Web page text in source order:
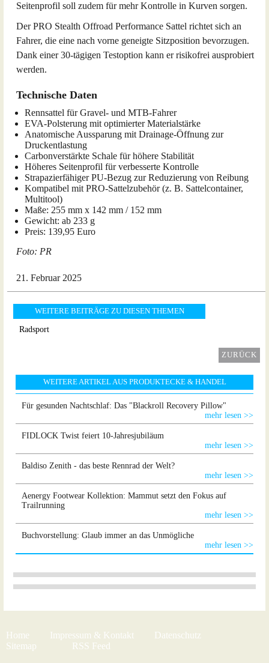
Seitenprofil soll zudem für mehr Kontrolle in Kurven sorgen.
Der PRO Stealth Offroad Performance Sattel richtet sich an
Fahrer, die eine nach vorne geneigte Sitzposition bevorzugen.
Dank einer 30-tägigen Testoption kann er risikofrei ausprobiert
werden.
Technische Daten
Rennsattel für Gravel- und MTB-Fahrer
EVA-Polsterung mit optimierter Materialstärke
Anatomische Aussparung mit Drainage-Öffnung zur
Druckentlastung
Carbonverstärkte Schale für höhere Stabilität
Höheres Seitenprofil für verbesserte Kontrolle
Strapazierfähiger PU-Bezug zur Reduzierung von Reibung
Kompatibel mit PRO-Sattelzubehör (z. B. Sattelcontainer,
Multitool)
Maße: 255 mm x 142 mm / 152 mm
Gewicht: ab 233 g
Preis: 139,95 Euro
Foto: PR
21. Februar 2025
WEITERE BEITRÄGE ZU DIESEN THEMEN
Radsport
ZURÜCK
WEITERE ARTIKEL AUS PRODUKTECKE & HANDEL
Für gesunden Nachtschlaf: Das "Blackroll Recovery Pillow"
mehr lesen >>
FIDLOCK Twist feiert 10-Jahresjubiläum
mehr lesen >>
Baldiso Zenith - das beste Rennrad der Welt?
mehr lesen >>
Aenergy Footwear Kollektion: Mammut setzt den Fokus auf
Trailrunning
mehr lesen >>
Buchvorstellung: Glaub immer an das Unmögliche
mehr lesen >>
Home Impressum & Kontakt
Datenschutz
Sitemap
RSS Feed